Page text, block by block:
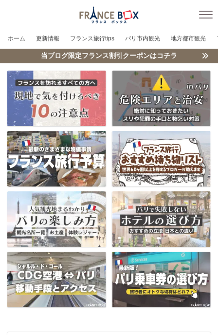
ホーム 更新情報 フランス旅行tips パリ市内観光 地方都市観光
当ブログ限定フランス割引クーポンはコチラ